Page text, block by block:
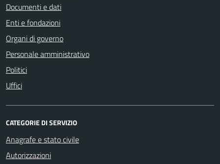
Documenti e dati
Enti e fondazioni
Organi di governo
Personale amministrativo
Politici
Uffici
CATEGORIE DI SERVIZIO
Anagrafe e stato civile
Autorizzazioni